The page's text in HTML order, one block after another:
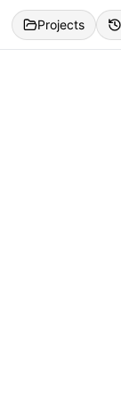
Projects